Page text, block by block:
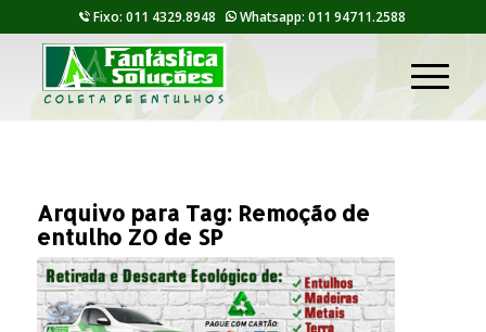
Fixo: 011 4329.8948 Whatsapp: 011 94711.2588
Arquivo para Tag: Remoção de
entulho ZO de SP